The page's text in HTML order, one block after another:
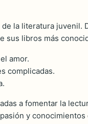
la literatura juvenil.
sus libros más
amor.
complicadas.
a fomentar la
y conocimientos